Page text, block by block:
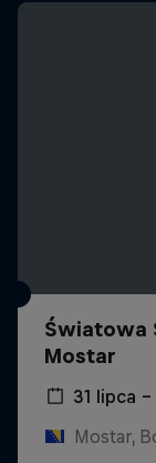
Światowa
Mostar
31 lipca
Mostar,